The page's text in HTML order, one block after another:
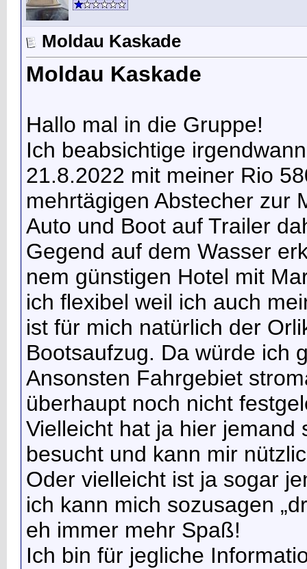
Moldau Kaskade
Moldau Kaskade
Hallo mal in die Gruppe!
Ich beabsichtige
21.8.2022 mit meiner Rio
mehrtägigen Abstecher zur
Auto und Boot auf Trailer
Gegend auf dem Wasser
nem günstigen Hotel mit
ich flexibel weil ich auch
ist für mich natürlich der
Bootsaufzug. Da würde ich
Ansonsten Fahrgebiet
überhaupt noch nicht
Vielleicht hat ja hier jemand
besucht und kann mir
Oder vielleicht ist ja sogar
ich kann mich sozusagen
eh immer mehr Spaß!
Ich bin für jegliche